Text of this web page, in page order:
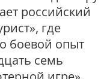
российский
где
боевой опыт
семь